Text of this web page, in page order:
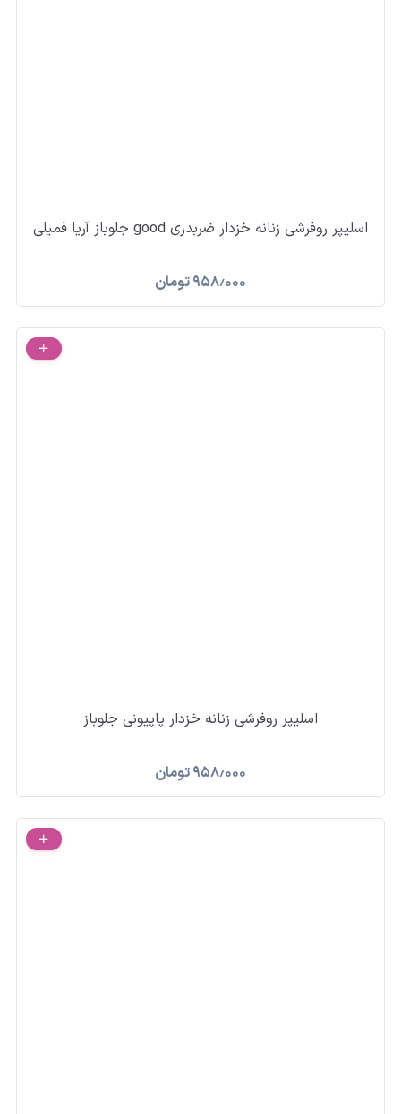
اسلیپر روفرشی زنانه خزدار ضربدری good جلوباز آریا فمیلی
۹۵۸٫۰۰۰تومان
اسلیپر روفرشی زنانه خزدار پاپیونی جلوباز
۹۵۸٫۰۰۰تومان